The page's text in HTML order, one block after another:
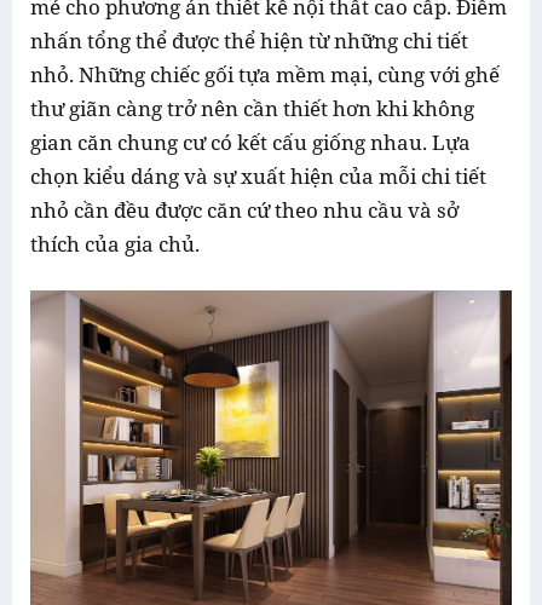
mẻ cho phương án thiết kế nội thất cao cấp. Điểm
nhấn tổng thể được thể hiện từ những chi tiết
nhỏ. Những chiếc gối tựa mềm mại, cùng với ghế
thư giãn càng trở nên cần thiết hơn khi không
gian căn chung cư có kết cấu giống nhau. Lựa
chọn kiểu dáng và sự xuất hiện của mỗi chi tiết
nhỏ cần đều được căn cứ theo nhu cầu và sở
thích của gia chủ.